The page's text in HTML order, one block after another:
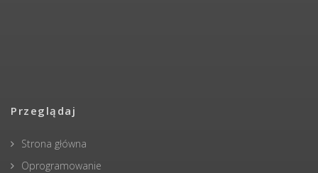
Przeglądaj
Strona główna
Oprogramowanie